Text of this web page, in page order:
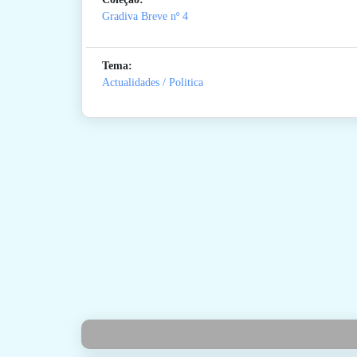
Gradiva Breve nº 4
Tema:
Actualidades / Politica